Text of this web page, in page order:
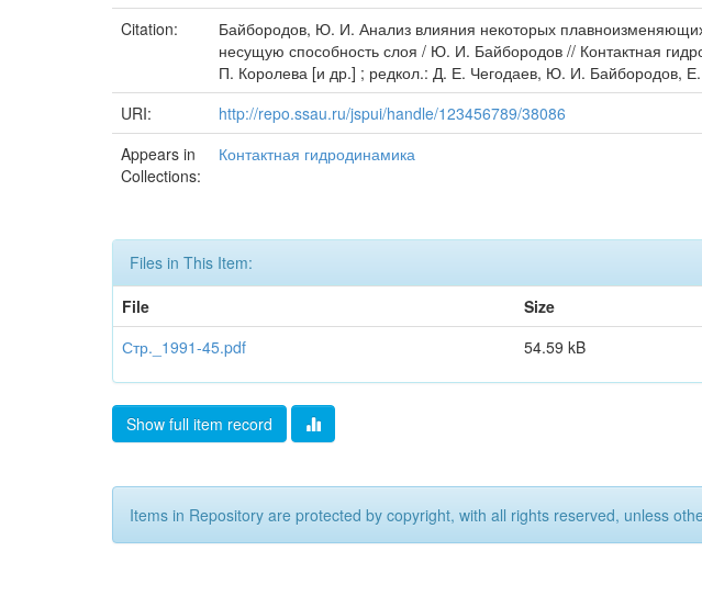
Citation:
Байбородов, Ю. И. Анализ влияния некоторых
несущую способность слоя / Ю. И. Байбородов // Контактная
П. Королева [и др.] ; редкол.: Д. Е. Чегодаев, Ю. И. Байбородов,
URI:
http://repo.ssau.ru/jspui/handle/123456789/38086
Appears in
Collections:
Контактная гидродинамика
Files in This Item:
File
Size
Стр._1991-45.pdf
54.59 kB
Show full item record
Items in Repository are protected by copyright, with all rights reserved, unless